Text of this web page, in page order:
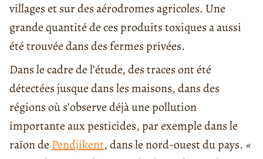
villages et sur des aérodromes agricoles. Une
grande quantité de ces produits toxiques a aussi
été trouvée dans des fermes privées.
Dans le cadre de l’étude, des traces ont été
détectées jusque dans les maisons, dans des
régions où s’observe déjà une pollution
importante aux pesticides, par exemple dans le
raïon de Pendjikent, dans le nord-ouest du pays. «